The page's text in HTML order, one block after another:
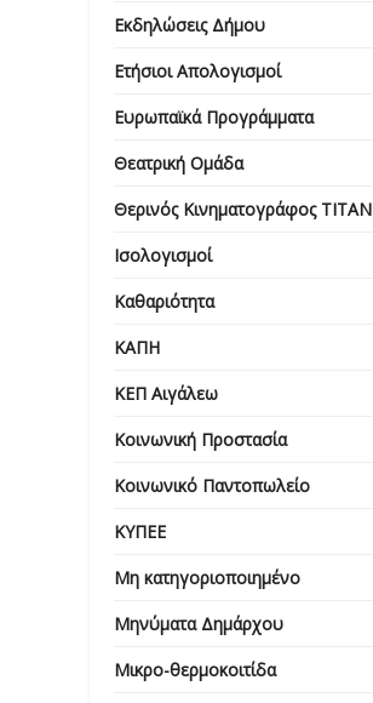
Εκδηλώσεις Δήμου
Ετήσιοι Απολογισμοί
Ευρωπαϊκά Προγράμματα
Θεατρική Ομάδα
Θερινός Κινηματογράφος ΤΙΤΑΝ
Ισολογισμοί
Καθαριότητα
ΚΑΠΗ
ΚΕΠ Αιγάλεω
Κοινωνική Προστασία
Κοινωνικό Παντοπωλείο
ΚΥΠΕΕ
Μη κατηγοριοποιημένο
Μηνύματα Δημάρχου
Μικρο-θερμοκοιτίδα